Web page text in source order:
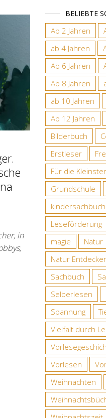
in
BELIEBTE
Ab 2 Jahren
ab 4 Jahren
Ab 6 Jahren
Ab 8 Jahren
ab 10 Jahren
Ab 12 Jahren
Bilderbuch
Erstleser
Für die
Grundschule
kindersachbuch
Leseförderung
magie
Natur
Natur
Sachbuch
Selberlesen
Spannung
Vielfalt durch
Vorlesen
Weihnachten